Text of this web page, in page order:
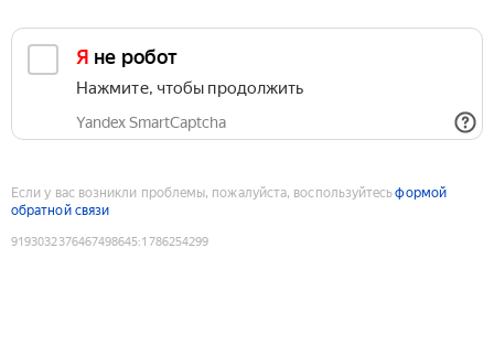
Я не робот
Нажмите, чтобы продолжить
Yandex SmartCaptcha
Если у вас возникли проблемы, пожалуйста, воспользуйтесьформой
обратной связи
9193032376467498645:1786254299